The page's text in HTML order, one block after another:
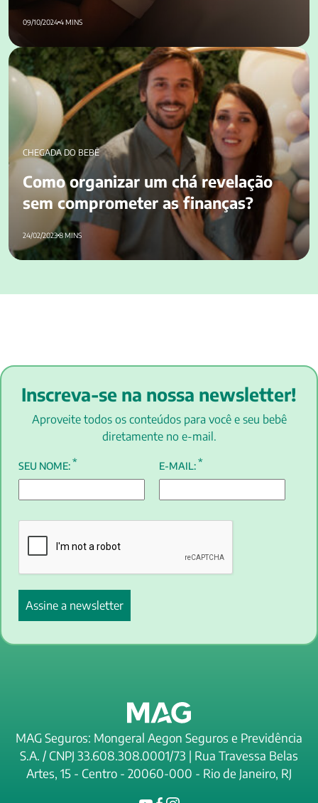
09/10/20244 MINS
Como organizar um chá revelação sem comprometer as
finanças?
CHEGADA DO BEBÊ
Como organizar um chá revelação
sem comprometer as finanças?
24/02/20238 MINS
Inscreva-se na nossa newsletter!
Aproveite todos os conteúdos para você e seu bebê
diretamente no e-mail.
SEU NOME:* E-MAIL:*
MAG Seguros: Mongeral Aegon Seguros e Previdência
S.A. / CNPJ 33.608.308.0001/73 | Rua Travessa Belas
Artes, 15 - Centro - 20060-000 - Rio de Janeiro, RJ